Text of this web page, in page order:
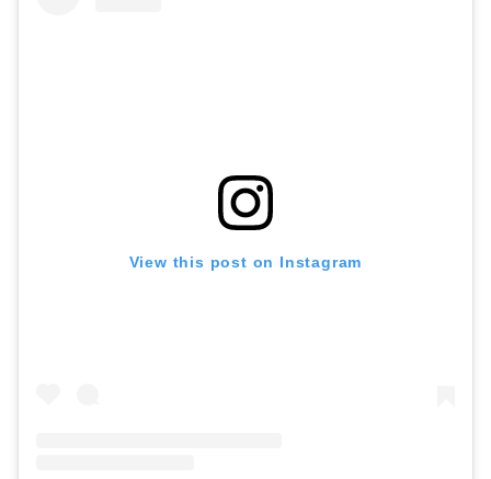
View this post on Instagram